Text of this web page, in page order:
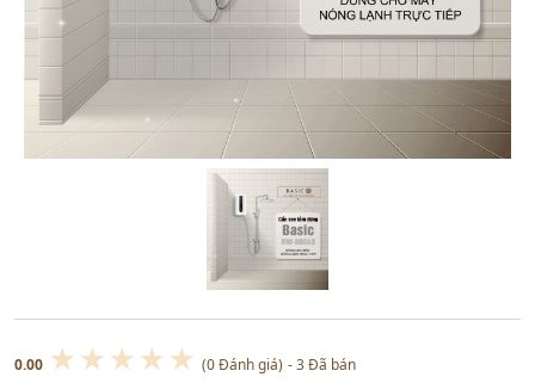
0.00 ★★★★★ (0 Đánh giá) - 3 Đã bán